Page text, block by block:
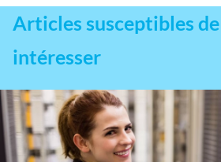
Articles susceptibles
intéresser